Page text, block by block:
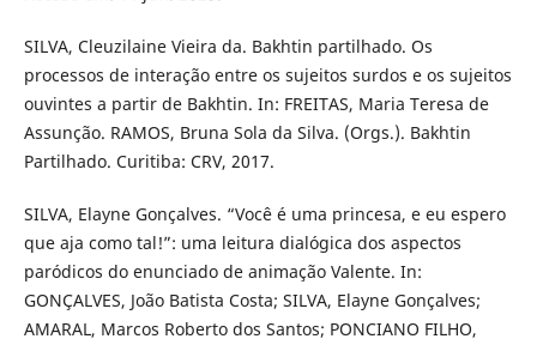
SILVA, Cleuzilaine Vieira da. Bakhtin partilhado. Os
processos de interação entre os sujeitos surdos e os sujeitos
ouvintes a partir de Bakhtin. In: FREITAS, Maria Teresa de
Assunção. RAMOS, Bruna Sola da Silva. (Orgs.). Bakhtin
Partilhado. Curitiba: CRV, 2017.
SILVA, Elayne Gonçalves. “Você é uma princesa, e eu espero
que aja como tal!”: uma leitura dialógica dos aspectos
paródicos do enunciado de animação Valente. In:
GONÇALVES, João Batista Costa; SILVA, Elayne Gonçalves;
AMARAL, Marcos Roberto dos Santos; PONCIANO FILHO,